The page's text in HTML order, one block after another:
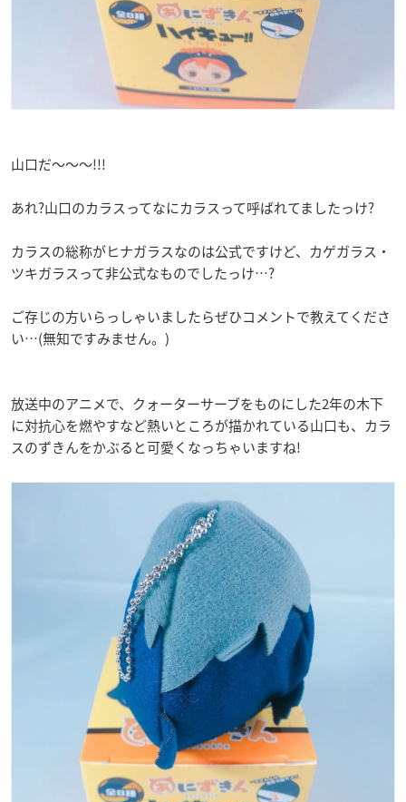
山口だ〜〜〜!!!
あれ?山口のカラスってなにカラスって呼ばれてましたっけ?
カラスの総称がヒナガラスなのは公式ですけど、カゲガラス・
ツキガラスって非公式なものでしたっけ…?
ご存じの方いらっしゃいましたらぜひコメントで教えてくださ
い…(無知ですみません。)
放送中のアニメで、クォーターサーブをものにした2年の木下
に対抗心を燃やすなど熱いところが描かれている山口も、カラ
スのずきんをかぶると可愛くなっちゃいますね!